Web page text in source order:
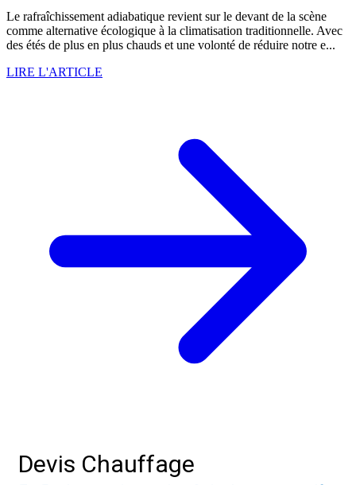
Le rafraîchissement adiabatique revient sur le devant de la scène
comme alternative écologique à la climatisation traditionnelle. Avec
des étés de plus en plus chauds et une volonté de réduire notre e...
LIRE L'ARTICLE
Devis Chauffage